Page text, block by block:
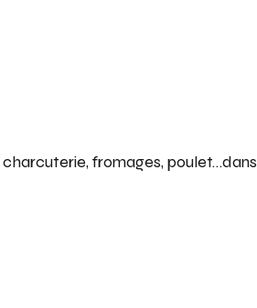
fromages, poulet…dans